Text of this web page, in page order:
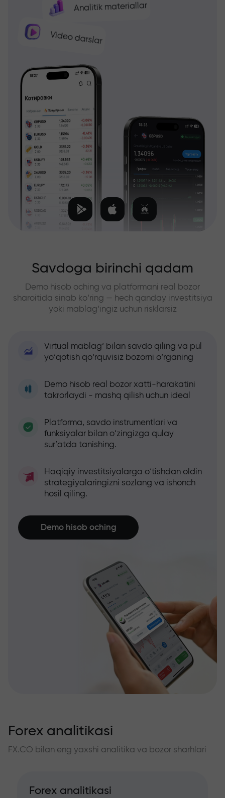
Analitik materiallar
Video darslar
Savdoga birinchi qadam
Demo hisob oching va platformani real bozor
sharoitida sinab ko‘ring — hech qanday investitsiya
yoki mablag‘ingiz uchun risklarsiz
Virtual mablag‘ bilan savdo qiling va pul
yo‘qotish qo‘rquvisiz bozorni o‘rganing
Demo hisob real bozor xatti-harakatini
takrorlaydi - mashq qilish uchun ideal
Platforma, savdo instrumentlari va
funksiyalar bilan o‘zingizga qulay
sur’atda tanishing.
Haqiqiy investitsiyalarga o‘tishdan oldin
strategiyalaringizni sozlang va ishonch
hosil qiling.
Demo hisob oching
Forex analitikasi
FX.CO bilan eng yaxshi analitika va bozor sharhlari
Forex analitikasi